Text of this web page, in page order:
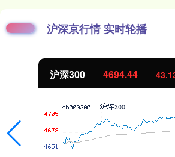
沪深京行情 实时轮播
北证50 1134.24 11.37